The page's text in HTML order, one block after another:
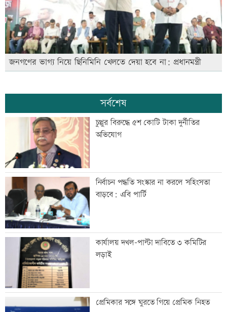
জনগণের ভাগ্য নিয়ে ছিনিমিনি খেলতে দেয়া হবে না: প্রধানমন্ত্রী
সর্বশেষ
চুপ্পুর বিরুদ্ধে ৫শ কোটি টাকা দুর্নীতির
অভিযোগ
নির্বাচন পদ্ধতি সংস্কার না করলে সহিংসতা
বাড়বে: এবি পার্টি
কার্যালয় দখল-পাল্টা দাবিতে ৩ কমিটির
লড়াই
প্রেমিকার সঙ্গে ঘুরতে গিয়ে প্রেমিক নিহত